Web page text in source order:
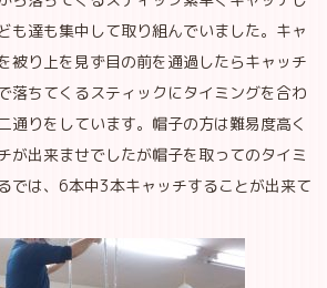
も達も集中して取り組んでいました。キャ
被り上を見ず目の前を通過したらキャッチ
落ちてくるスティックにタイミングを合わ
通りをしています。帽子の方は難易度高く
が出来ませでしたが帽子を取ってのタイミ
では、6本中3本キャッチすることが出来て